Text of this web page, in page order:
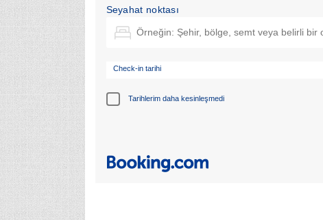
Seyahat noktası
Check-in tarihi
Tarihlerim daha kesinleşmedi